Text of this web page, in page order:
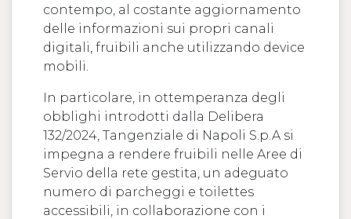
contempo, al costante aggiornamento
delle informazioni sui propri canali
digitali, fruibili anche utilizzando device
mobili.
In particolare, in ottemperanza degli
obblighi introdotti dalla Delibera
132/2024, Tangenziale di Napoli S.p.A si
impegna a rendere fruibili nelle Aree di
Servio della rete gestita, un adeguato
numero di parcheggi e toilettes
accessibili, in collaborazione con i